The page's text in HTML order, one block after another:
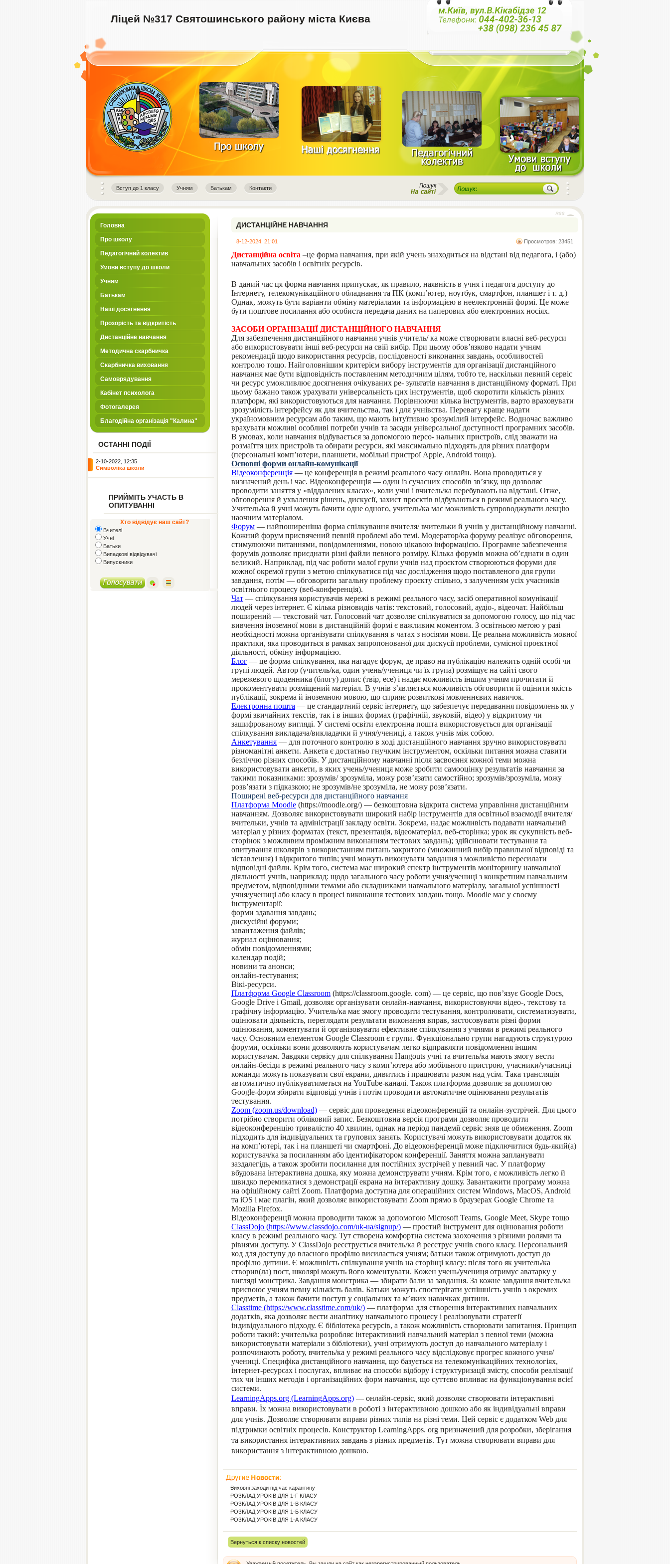
Ліцей №317 Святошинського району міста Києва
instagram downloader
Вступ до 1 класу Учням Батькам Контакти
Головна
Про школу
Педагогічний колектив
Умови вступу до школи
Учням
Батькам
Наші досягнення
Прозорість та відкритість
Дистанційне навчання
Методична скарбничка
Скарбничка виховання
Самоврядування
Кабінет психолога
Фотогалерея
Благодійна організація "Калина"
ОСТАННІ ПОДІЇ
2-10-2022, 12:35
Символіка школи
ПРИЙМІТЬ УЧАСТЬ В
ОПИТУВАННІ
Хто відвідує наш сайт?
Вчителі
Учні
Батьки
Випадкові відвідувачі
Випускники
ДИСТАНЦІЙНЕ НАВЧАННЯ
8-12-2024, 21:01 Просмотров: 23451
Дистанційна освіта –це форма навчання, при якій учень знаходиться на відстані від педагога, і (або)
навчальних засобів і освітніх ресурсів.
В даний час ця форма навчання припускає, як правило, наявність в учня і педагога доступу до
Інтернету, телекомунікаційного обладнання та ПК (комп’ютер, ноутбук, смартфон, планшет і т. д.)
Однак, можуть бути варіанти обміну матеріалами та інформацією в неелектронній формі. Це може
бути поштове посилання або особиста передача даних на паперових або електронних носіях.
ЗАСОБИ ОРГАНІЗАЦІЇ ДИСТАНЦІЙНОГО НАВЧАННЯ
Для забезпечення дистанційного навчання учнів учитель/ ка може створювати власні веб-ресурси
або використовувати інші веб-ресурси на свій вибір. При цьому обов’язково надати учням
рекомендації щодо використання ресурсів, послідовності виконання завдань, особливостей
контролю тощо. Найголовнішим критерієм вибору інструментів для організації дистанційного
навчання має бути відповідність поставленим методичним цілям, тобто те, наскільки певний сервіс
чи ресурс уможливлює досягнення очікуваних ре- зультатів навчання в дистанційному форматі. При
цьому бажано також урахувати універсальність цих інструментів, щоб скоротити кількість різних
платформ, які використовуються для навчання. Порівнюючи кілька інструментів, варто враховувати
зрозумілість інтерфейсу як для вчительства, так і для учнівства. Перевагу краще надати
україномовним ресурсам або таким, що мають інтуїтивно зрозумілий інтерфейс. Водночас важливо
врахувати можливі особливі потреби учнів та засади універсальної доступності програмних засобів.
В умовах, коли навчання відбувається за допомогою персо- нальних пристроїв, слід зважати на
розмаїття цих пристроїв та обирати ресурси, які максимально підходять для різних платформ
(персональні комп’ютери, планшети, мобільні пристрої Apple, Android тощо).
Основні форми онлайн-комунікації
Відеоконференція — це конференція в режимі реального часу онлайн. Вона проводиться у
визначений день і час. Відеоконференція — один із сучасних способів зв’язку, що дозволяє
проводити заняття у «віддалених класах», коли учні і вчитель/ка перебувають на відстані. Отже,
обговорення й ухвалення рішень, дискусії, захист проєктів відбуваються в режимі реального часу.
Учитель/ка й учні можуть бачити одне одного, учитель/ка має можливість супроводжувати лекцію
наочним матеріалом.
Форум — найпоширеніша форма спілкування вчителя/ вчительки й учнів у дистанційному навчанні.
Кожний форум присвячений певній проблемі або темі. Модератор/ка форуму реалізує обговорення,
стимулюючи питаннями, повідомленнями, новою цікавою інформацією. Програмне забезпечення
форумів дозволяє приєднати різні файли певного розміру. Кілька форумів можна об’єднати в один
великий. Наприклад, під час роботи малої групи учнів над проєктом створюються форуми для
кожної окремої групи з метою спілкуватися під час дослідження щодо поставленого для групи
завдання, потім — обговорити загальну проблему проєкту спільно, з залученням усіх учасників
освітнього процесу (веб-конференція).
Чат — спілкування користувачів мережі в режимі реального часу, засіб оперативної комунікації
людей через інтернет. Є кілька різновидів чатів: текстовий, голосовий, аудіо-, відеочат. Найбільш
поширений — текстовий чат. Голосовий чат дозволяє спілкуватися за допомогою голосу, що під час
вивчення іноземної мови в дистанційній формі є важливим моментом. З освітньою метою у разі
необхідності можна організувати спілкування в чатах з носіями мови. Це реальна можливість мовної
практики, яка проводиться в рамках запропонованої для дискусії проблеми, сумісної проєктної
діяльності, обміну інформацією.
Блог — це форма спілкування, яка нагадує форум, де право на публікацію належить одній особі чи
групі людей. Автор (учитель/ка, один учень/учениця чи їх група) розміщує на сайті свого
мережевого щоденника (блогу) допис (твір, есе) і надає можливість іншим учням прочитати й
прокоментувати розміщений матеріал. В учнів з’являється можливість обговорити й оцінити якість
публікації, зокрема й іноземною мовою, що сприяє розвиткові мовленнєвих навичок.
Електронна пошта — це стандартний сервіс інтернету, що забезпечує передавання повідомлень як у
формі звичайних текстів, так і в інших формах (графічній, звуковій, відео) у відкритому чи
зашифрованому вигляді. У системі освіти електронна пошта використовується для організації
спілкування викладача/викладачки й учня/учениці, а також учнів між собою.
Анкетування — для поточного контролю в ході дистанційного навчання зручно використовувати
різноманітні анкети. Анкета є достатньо гнучким інструментом, оскільки питання можна ставити
безліччю різних способів. У дистанційному навчанні після засвоєння кожної теми можна
використовувати анкети, в яких учень/учениця може зробити самооцінку результатів навчання за
такими показниками: зрозумів/ зрозуміла, можу розв’язати самостійно; зрозумів/зрозуміла, можу
розв’язати з підказкою; не зрозумів/не зрозуміла, не можу розв’язати.
Поширені веб-ресурси для дистанційного навчання
Платформа Moodle (https://moodle.org/) — безкоштовна відкрита система управління дистанційним
навчанням. Дозволяє використовувати широкий набір інструментів для освітньої взаємодії вчителя/
вчительки, учнів та адміністрації закладу освіти. Зокрема, надає можливість подавати навчальний
матеріал у різних форматах (текст, презентація, відеоматеріал, веб-сторінка; урок як сукупність веб-
сторінок з можливим проміжним виконанням тестових завдань); здійснювати тестування та
опитування школярів з використанням питань закритого (множинний вибір правильної відповіді та
зіставлення) і відкритого типів; учні можуть виконувати завдання з можливістю пересилати
відповідні файли. Крім того, система має широкий спектр інструментів моніторингу навчальної
діяльності учнів, наприклад: щодо загального часу роботи учня/учениці з конкретним навчальним
предметом, відповідними темами або складниками навчального матеріалу, загальної успішності
учня/учениці або класу в процесі виконання тестових завдань тощо. Moodle має у своєму
інструментарії:
форми здавання завдань;
дискусійні форуми;
завантаження файлів;
журнал оцінювання;
обмін повідомленнями;
календар подій;
новини та анонси;
онлайн-тестування;
Вікі-ресурси.
Платформа Google Classroom (https://classroom.google. com) — це сервіс, що пов’язує Google Docs,
Google Drive і Gmail, дозволяє організувати онлайн-навчання, використовуючи відео-, текстову та
графічну інформацію. Учитель/ка має змогу проводити тестування, контролювати, систематизувати,
оцінювати діяльність, переглядати результати виконання вправ, застосовувати різні форми
оцінювання, коментувати й організовувати ефективне спілкування з учнями в режимі реального
часу. Основним елементом Google Classroom є групи. Функціонально групи нагадують структурою
форуми, оскільки вони дозволяють користувачам легко відправляти повідомлення іншим
користувачам. Завдяки сервісу для спілкування Hangouts учні та вчитель/ка мають змогу вести
онлайн-бесіди в режимі реального часу з комп’ютера або мобільного пристрою, учасники/учасниці
команди можуть показувати свої екрани, дивитись і працювати разом над усім. Така трансляція
автоматично публікуватиметься на YouTube-каналі. Також платформа дозволяє за допомогою
Google-форм збирати відповіді учнів і потім проводити автоматичне оцінювання результатів
тестування.
Zoom (zoom.us/download) — сервіс для проведення відеоконференцій та онлайн-зустрічей. Для цього
потрібно створити обліковий запис. Безкоштовна версія програми дозволяє проводити
відеоконференцію тривалістю 40 хвилин, однак на період пандемії сервіс зняв це обмеження. Zoom
підходить для індивідуальних та групових занять. Користувачі можуть використовувати додаток як
на комп’ютері, так і на планшеті чи смартфоні. До відеоконференції може підключитися будь-який(а)
користувач/ка за посиланням або ідентифікатором конференції. Заняття можна запланувати
заздалегідь, а також зробити посилання для постійних зустрічей у певний час. У платформу
вбудована інтерактивна дошка, яку можна демонструвати учням. Крім того, є можливість легко й
швидко перемикатися з демонстрації екрана на інтерактивну дошку. Завантажити програму можна
на офіційному сайті Zoom. Платформа доступна для операційних систем Windows, MacOS, Android
та iOS і має плагін, який дозволяє використовувати Zoom прямо в браузерах Google Chrome та
Mozilla Firefox.
Відеоконференції можна проводити також за допомогою Microsoft Teams, Google Meet, Skype тощо
ClassDojo (https://www.classdojo.com/uk-ua/signup/) — простий інструмент для оцінювання роботи
класу в режимі реального часу. Тут створена комфортна система заохочення з різними ролями та
рівнями доступу. У ClassDojo реєструється вчитель/ка й реєструє учнів свого класу. Персональний
код для доступу до власного профілю висилається учням; батьки також отримують доступ до
профілю дитини. Є можливість спілкування учнів на сторінці класу: після того як учитель/ка
створив(ла) пост, школярі можуть його коментувати. Кожен учень/учениця отримує аватарку у
вигляді монстрика. Завдання монстрика — збирати бали за завдання. За кожне завдання вчитель/ка
присвоює учням певну кількість балів. Батьки можуть спостерігати успішність учнів з окремих
предметів, а також бачити поступ у соціальних та м’яких навичках дитини.
Classtime (https://www.classtime.com/uk/) — платформа для створення інтерактивних навчальних
додатків, яка дозволяє вести аналітику навчального процесу і реалізовувати стратегії
індивідуального підходу. Є бібліотека ресурсів, а також можливість створювати запитання. Принцип
роботи такий: учитель/ка розробляє інтерактивний навчальний матеріал з певної теми (можна
використовувати матеріали з бібліотеки), учні отримують доступ до навчального матеріалу і
розпочинають роботу, вчитель/ка у режимі реального часу відслідковує прогрес кожного учня/
учениці. Специфіка дистанційного навчання, що базується на телекомунікаційних технологіях,
інтернет-ресурсах і послугах, впливає на способи відбору і структуризації змісту, способи реалізації
тих чи інших методів і організаційних форм навчання, що суттєво впливає на функціонування всієї
системи.
LearningApps.org (LearningApps.org) — онлайн-сервіс, який дозволяє створювати інтерактивні
вправи. Їх можна використовувати в роботі з інтерактивною дошкою або як індивідуальні вправи
для учнів. Дозволяє створювати вправи різних типів на різні теми. Цей сервіс є додатком Web для
підтримки освітніх процесів. Конструктор LearningApps. org призначений для розробки, зберігання
та використання інтерактивних завдань з різних предметів. Тут можна створювати вправи для
використання з інтерактивною дошкою.
Виховні заходи під час карантину
РОЗКЛАД УРОКІВ ДЛЯ 1-Г КЛАСУ
РОЗКЛАД УРОКІВ ДЛЯ 1-В КЛАСУ
РОЗКЛАД УРОКІВ ДЛЯ 1-Б КЛАСУ
РОЗКЛАД УРОКІВ ДЛЯ 1-А КЛАСУ
Вернуться к списку новостей